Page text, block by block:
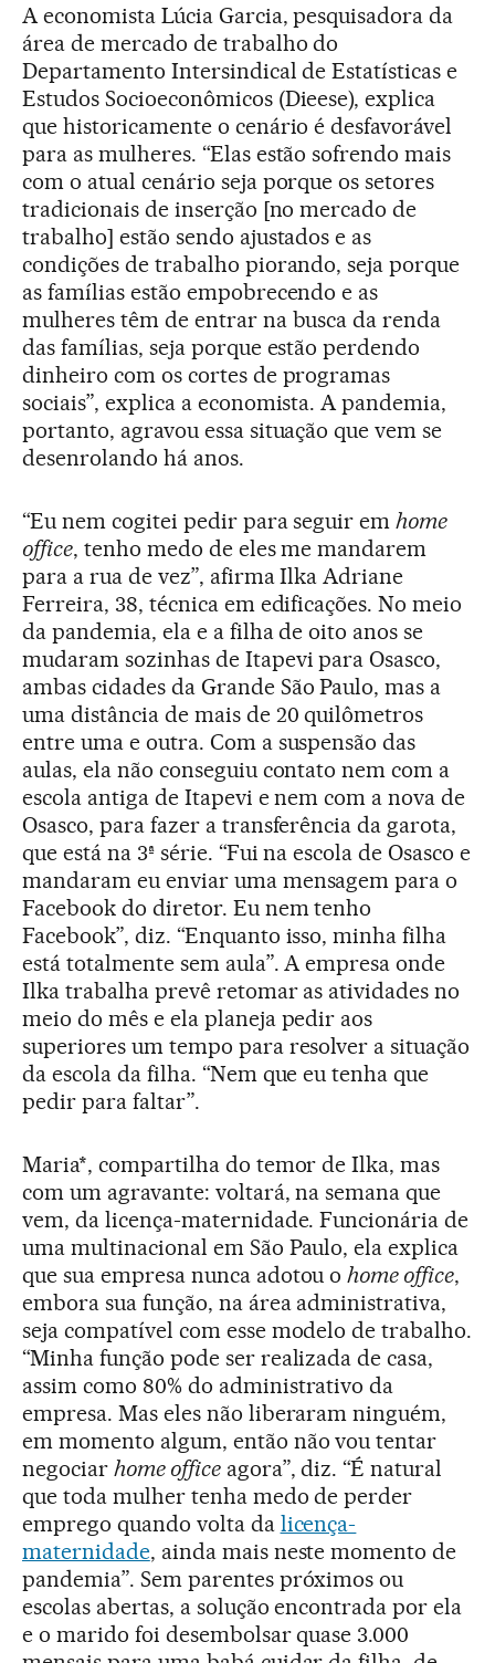
A economista Lúcia Garcia, pesquisadora da
área de mercado de trabalho do
Departamento Intersindical de Estatísticas e
Estudos Socioeconômicos (Dieese), explica
que historicamente o cenário é desfavorável
para as mulheres. “Elas estão sofrendo mais
com o atual cenário seja porque os setores
tradicionais de inserção [no mercado de
trabalho] estão sendo ajustados e as
condições de trabalho piorando, seja porque
as famílias estão empobrecendo e as
mulheres têm de entrar na busca da renda
das famílias, seja porque estão perdendo
dinheiro com os cortes de programas
sociais”, explica a economista. A pandemia,
portanto, agravou essa situação que vem se
desenrolando há anos.
“Eu nem cogitei pedir para seguir emhome
office, tenho medo de eles me mandarem
para a rua de vez”, afirma Ilka Adriane
Ferreira, 38, técnica em edificações. No meio
da pandemia, ela e a filha de oito anos se
mudaram sozinhas de Itapevi para Osasco,
ambas cidades da Grande São Paulo, mas a
uma distância de mais de 20 quilômetros
entre uma e outra. Com a suspensão das
aulas, ela não conseguiu contato nem com a
escola antiga de Itapevi e nem com a nova de
Osasco, para fazer a transferência da garota,
que está na 3ª série. “Fui na escola de Osasco e
mandaram eu enviar uma mensagem para o
Facebook do diretor. Eu nem tenho
Facebook”, diz. “Enquanto isso, minha filha
está totalmente sem aula”. A empresa onde
Ilka trabalha prevê retomar as atividades no
meio do mês e ela planeja pedir aos
superiores um tempo para resolver a situação
da escola da filha. “Nem que eu tenha que
pedir para faltar”.
Maria*, compartilha do temor de Ilka, mas
com um agravante: voltará, na semana que
vem, da licença-maternidade. Funcionária de
uma multinacional em São Paulo, ela explica
que sua empresa nunca adotou ohome office,
embora sua função, na área administrativa,
seja compatível com esse modelo de trabalho.
“Minha função pode ser realizada de casa,
assim como 80% do administrativo da
empresa. Mas eles não liberaram ninguém,
em momento algum, então não vou tentar
negociar home officeagora”, diz. “É natural
que toda mulher tenha medo de perder
emprego quando volta da licença-
maternidade, ainda mais neste momento de
pandemia”. Sem parentes próximos ou
escolas abertas, a solução encontrada por ela
e o marido foi desembolsar quase 3.000